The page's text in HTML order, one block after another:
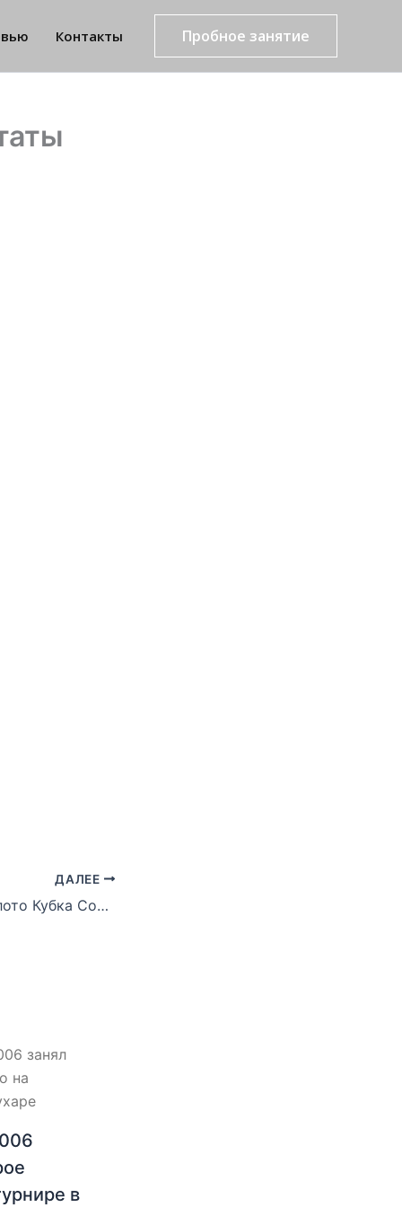
Контакты Пробное занятие
ДАЛЕЕ
Спартак взял золото Кубка Содружества!
в